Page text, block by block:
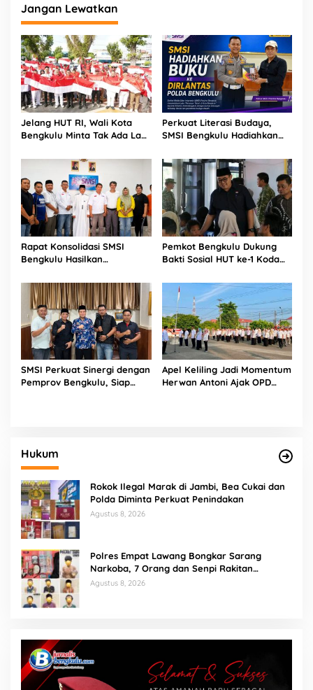
Jangan Lewatkan
Jelang HUT RI, Wali Kota
Bengkulu Minta Tak Ada Lagi
Pemerintah
Perkuat Literasi Budaya,
SMSI Bengkulu Hadiahkan
Polda
Rapat Konsolidasi SMSI
Bengkulu Hasilkan
Pokja Newsroom Kolaboratif
Pemkot Bengkulu Dukung
Bakti Sosial HUT ke-1 Kodam
Sinergi untuk Masyarakat
SMSI Perkuat Sinergi dengan
Pemprov Bengkulu, Siap
Apel Keliling Jadi Momentum
Herwan Antoni Ajak OPD
Hukum
Rokok Ilegal Marak di Jambi, Bea Cukai dan
Polda Diminta Perkuat Penindakan
Agustus 8, 2026
Polres Empat Lawang Bongkar Sarang
Narkoba, 7 Orang dan Senpi Rakitan
Diamankan
Agustus 8, 2026